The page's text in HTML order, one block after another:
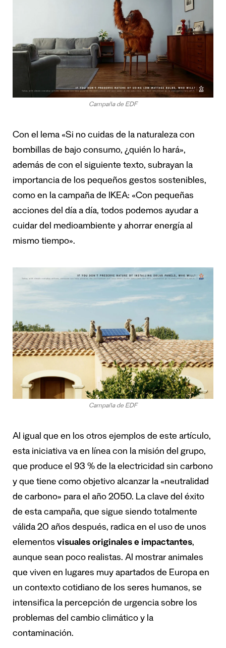
Campaña de EDF
Con el lema «Si no cuidas de la naturaleza con
bombillas de bajo consumo, ¿quién lo hará»,
además de con el siguiente texto, subrayan la
importancia de los pequeños gestos sostenibles,
como en la campaña de IKEA: «Con pequeñas
acciones del día a día, todos podemos ayudar a
cuidar del medioambiente y ahorrar energía al
mismo tiempo».
Campaña de EDF
Al igual que en los otros ejemplos de este artículo,
esta iniciativa va en línea con la misión del grupo,
que produce el 93 % de la electricidad sin carbono
y que tiene como objetivo alcanzar la «neutralidad
de carbono» para el año 2050. La clave del éxito
de esta campaña, que sigue siendo totalmente
válida 20 años después, radica en el uso de unos
elementos visuales originales e impactantes,
aunque sean poco realistas. Al mostrar animales
que viven en lugares muy apartados de Europa en
un contexto cotidiano de los seres humanos, se
intensifica la percepción de urgencia sobre los
problemas del cambio climático y la
contaminación.